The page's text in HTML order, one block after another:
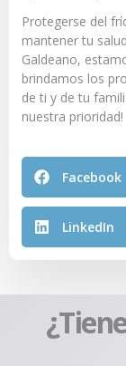
Protegerse del
mantener tu
Galdeano,
brindamos los
de ti y de tu
nuestra prioridad!
Facebook
LinkedIn
Promo
En Farmacia
para prevenir